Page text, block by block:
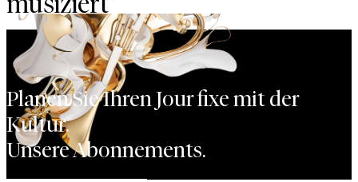
Planen Sie Ihren Jour fixe mit der
Kultur.
Unsere Abonnements.